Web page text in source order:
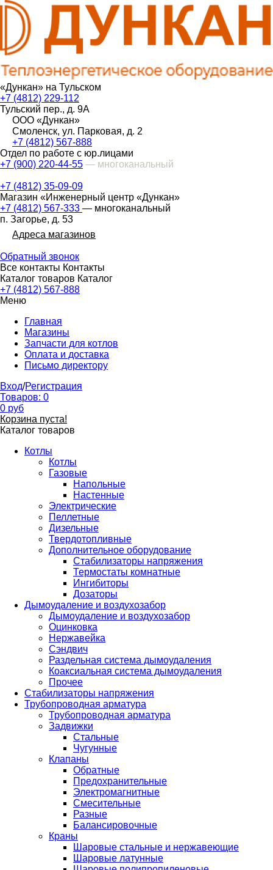
«Дункан» на Тульском
+7 (4812) 229-112
Тульский пер., д. 9А
ООО «Дункан»
Смоленск, ул. Парковая, д. 2
+7 (4812) 567-888
Отдел по работе с юр.лицами
+7 (900) 220-44-55 — многоканальный
+7 (4812) 35-09-09
Магазин «Инженерный центр «Дункан»
+7 (4812) 567-333 — многоканальный
п. Загорье, д. 53
Адреса магазинов
Обратный звонок
Все контакты Контакты
Каталог товаров Каталог
+7 (4812) 567-888
Меню
Главная
Магазины
Запчасти для котлов
Оплата и доставка
Письмо директору
Вход/Регистрация
Товаров: 0
0 руб
Корзина пуста!
Каталог товаров
Котлы
Котлы
Газовые
Напольные
Настенные
Электрические
Пеллетные
Дизельные
Твердотопливные
Дополнительное оборудование
Стабилизаторы напряжения
Термостаты комнатные
Ингибиторы
Дозаторы
Дымоудаление и воздухозабор
Дымоудаление и воздухозабор
Оцинковка
Нержавейка
Сэндвич
Раздельная система дымоудаления
Коаксиальная система дымоудаления
Прочее
Стабилизаторы напряжения
Трубопроводная арматура
Трубопроводная арматура
Задвижки
Стальные
Чугунные
Клапаны
Обратные
Предохранительные
Электромагнитные
Смесительные
Разные
Балансировочные
Краны
Шаровые стальные и нержавеющие
Шаровые латунные